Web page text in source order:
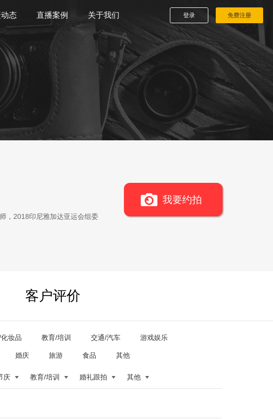
态 直播案例 关于我们 登录 免费注册
，2018印尼雅加达亚运会组委
我要约拍
客户评价
妆品 教育/培训 交通/汽车 游戏娱乐
婚庆 旅游 食品 其他
庆 教育/培训 婚礼跟拍 其他